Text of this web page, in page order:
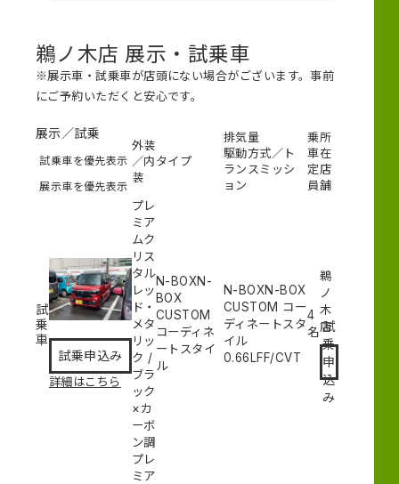
鵜ノ木店 展示・試乗車
※展示車・試乗車が店頭にない場合がございます。事前
にご予約いただくと安心です。
展示／試乗
試乗車を優先表示
展示車を優先表示
外装
／内
装
タイプ
排気量
駆動方式／ト
ランスミッシ
ョン
乗
車
定
員
所
在
店
舗
試
乗
車
試乗申込み
詳細はこちら
プレ
ミア
ムク
リス
タル
レッ
ド・
メタ
リッ
ク /
ブラ
ック
×カ
ーボ
ン調
N-BOXN-
BOX
CUSTOM
コーディネ
ートスタイ
ル
N-BOXN-BOX
CUSTOM コー
ディネートスタ
イル
0.66LFF/CVT
4
名
鵜
ノ
木
店
試
乗
申
込
み
プレ
ミア